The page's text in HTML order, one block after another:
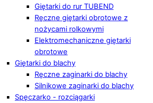
Giętarki do rur TUBEND
Ręczne giętarki obrotowe z
nożycami rolkowymi
Elektromechaniczne giętarki
obrotowe
Giętarki do blachy
Ręczne zaginarki do blachy
Silnikowe zaginarki do blachy
Spęczarko - rozciągarki